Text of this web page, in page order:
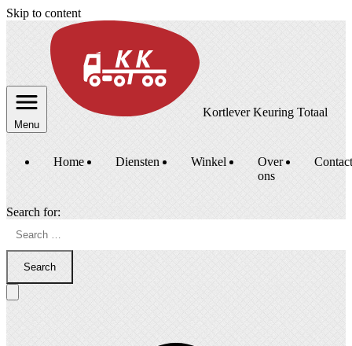
Skip to content
Menu
Kortlever Keuring Totaal
Home Diensten Winkel
Over
ons
Contact
Search for:
Search